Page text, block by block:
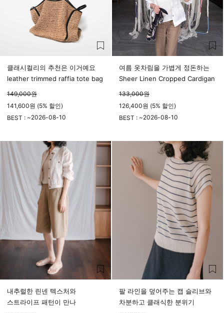
클래시컬리의 추천은 이거예요
leather trimmed raffia tote bag
149,000원
141,600원 (5% 할인)
BEST : ~2026-08-10
여름 옷차림을 가볍게 정돈하는
Sheer Linen Cropped Cardigan
133,000원
126,400원 (5% 할인)
BEST : ~2026-08-10
내추럴한 린넨 텍스처와
스트라이프 패턴이 만나
팔 라인을 덮어주는 캡 슬리브와
차분하고 클래식한 분위기